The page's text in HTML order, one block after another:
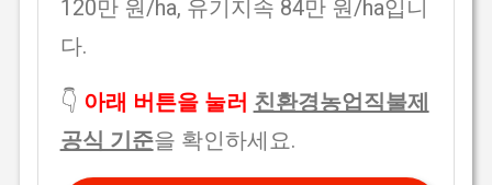
120만 원/ha, 유기지속 84만 원/ha입니
다.
👇 아래 버튼을 눌러 친환경농업직불제
공식 기준을 확인하세요.